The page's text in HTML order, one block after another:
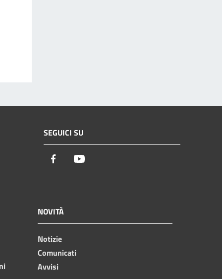
SEGUICI SU
Facebook
NOVITÀ
Notizie
Comunicati
Avvisi